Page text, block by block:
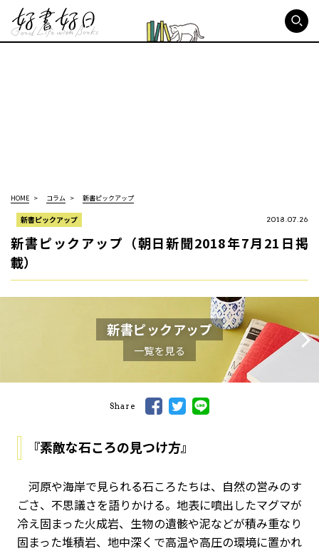
HOME コラム 新書ピックアップ
新書ピックアップ 2018.07.26
新書ピックアップ（朝日新聞2018年7月21日掲
載）
新書ピックアップ
一覧を見る
Share
『素敵な石ころの見つけ方』
河原や海岸で見られる石ころたちは、自然の営みのす
ごさ、不思議さを語りかける。地表に噴出したマグマが
冷え固まった火成岩、生物の遺骸や泥などが積み重なり
固まった堆積岩、地中深くで高温や高圧の環境に置かれ